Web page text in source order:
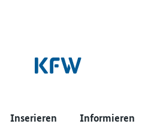
Inserieren Informieren